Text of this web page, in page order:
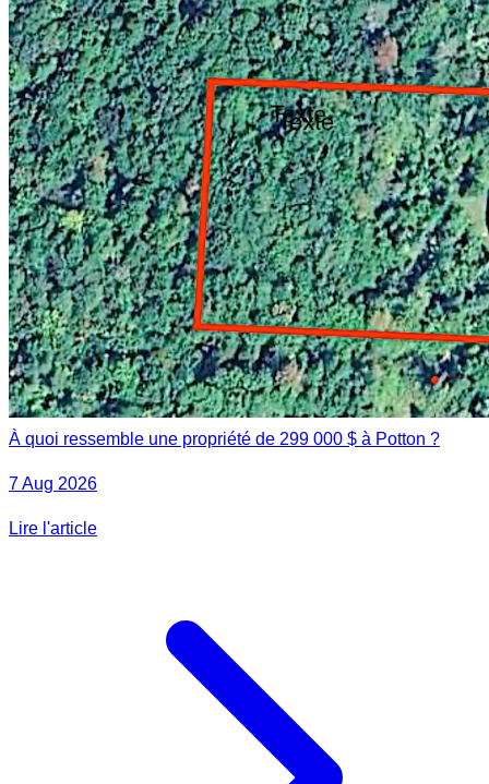
À quoi ressemble une propriété de 299 000 $ à Potton ?
7 Aug 2026
Lire l'article